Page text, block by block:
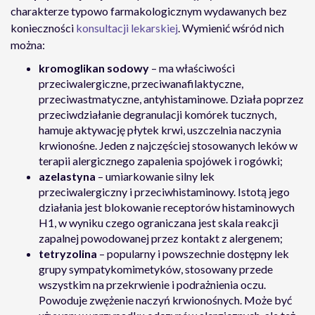
charakterze typowo farmakologicznym wydawanych bez
konieczności konsultacji lekarskiej. Wymienić wśród nich
można:
kromoglikan sodowy – ma właściwości
przeciwalergiczne, przeciwanafilaktyczne,
przeciwastmatyczne, antyhistaminowe. Działa poprzez
przeciwdziałanie degranulacji komórek tucznych,
hamuje aktywację płytek krwi, uszczelnia naczynia
krwionośne. Jeden z najczęściej stosowanych leków w
terapii alergicznego zapalenia spojówek i rogówki;
azelastyna – umiarkowanie silny lek
przeciwalergiczny i przeciwhistaminowy. Istotą jego
działania jest blokowanie receptorów histaminowych
H1, w wyniku czego ograniczana jest skala reakcji
zapalnej powodowanej przez kontakt z alergenem;
tetryzolina – popularny i powszechnie dostępny lek
grupy sympatykomimetyków, stosowany przede
wszystkim na przekrwienie i podrażnienia oczu.
Powoduje zwężenie naczyń krwionośnych. Może być